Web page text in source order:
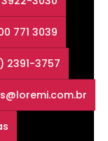
771 3039
2391-3757